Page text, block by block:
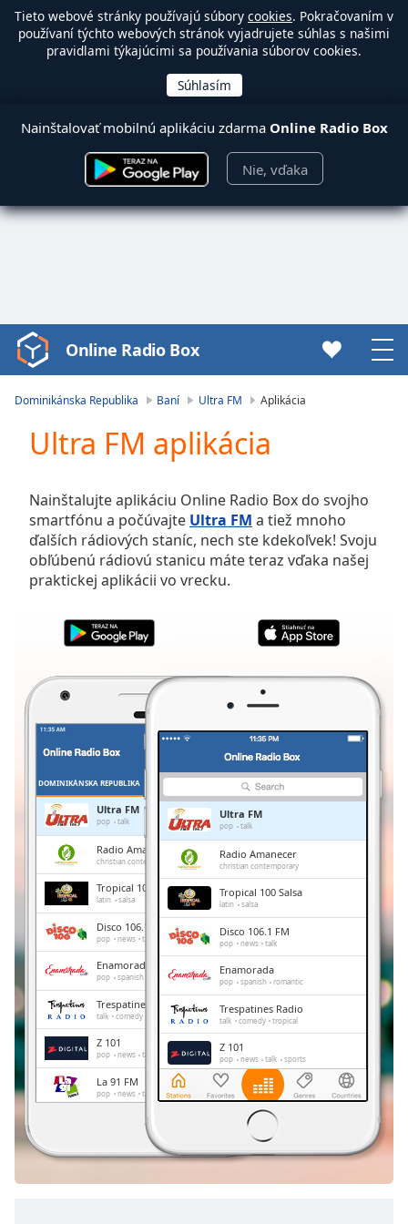
Tieto webové stránky používajú súbory cookies. Pokračovaním v
používaní týchto webových stránok vyjadrujete súhlas s našimi
pravidlami týkajúcimi sa používania súborov cookies.
Nainštalovať mobilnú aplikáciu zdarma Online Radio Box
Nie, vďaka
Video
Player
Video
Skip
Backward
Skip
Forward
Mute
Current
Duration-:-
0.00%
Stream
TypeLIVE
Seek to
behind
LIVE
Remaining
Time-
Playback
Chapters
Chapters
Descriptions
descriptions
off,
Subtitles
subtitles
Online Radio Box
Dominikánska Republika Baní Ultra FM Aplikácia
Ultra FM aplikácia
Nainštalujte aplikáciu Online Radio Box do svojho
smartfónu a počúvajte Ultra FM a tiež mnoho
ďalších rádiových staníc, nech ste kdekoľvek! Svoju
obľúbenú rádiovú stanicu máte teraz vďaka našej
praktickej aplikácii vo vrecku.
DOMINIKÁNSKA REPUBLIKA
Ultra FM
pop talk
Radio Amanecer
christian contemporary
Tropical 100 Salsa
latin salsa
Disco 106.1 FM
pop news talk
Enamorada
pop spanish romantic
Trespatines Radio
talk comedy tropical
Z 101
pop news talk sports
La 91 FM
pop news talk
bachata
Ultra FM
pop talk
Radio Amanecer
christian contemporary
Tropical 100 Salsa
latin salsa
Disco 106.1 FM
pop news talk
Enamorada
pop spanish romantic
Trespatines Radio
talk comedy tropical
Z 101
pop news talk sports
La 91 FM
pop news
Fuego 90
salsa bachata